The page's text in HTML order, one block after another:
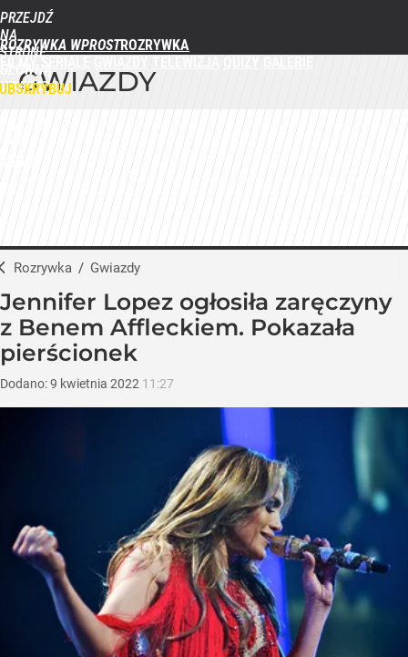
PRZEJDŹ
NA
STRONĘ
GŁÓWNĄ
WPROST.PL
ROZRYWKA WPROST
GWIAZDY
Rozrywka / Gwiazdy
Jennifer Lopez ogłosiła zaręczyny
z Benem Affleckiem. Pokazała
pierścionek
Dodano:9 kwietnia 2022 11:27